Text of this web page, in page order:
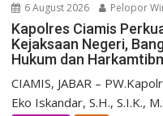
6 August 2026 Pelopor
Kapolres Ciamis
Kejaksaan Negeri,
Hukum dan
CIAMIS, JABAR –
Eko Iskandar, S.H., S.I.K.,